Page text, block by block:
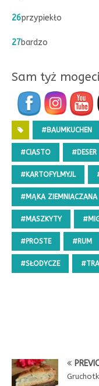
26przypiekło
27bardzo
Sam tyż
#BAUMKUCHEN
#CIASTO #DESER
#KARTOFYLMYJL
#MĄKA ZIEMNIACZANA
#MASZKYTY
#PROSTE #RUM
#SŁODYCZE